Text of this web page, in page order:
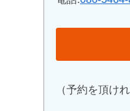
（予約を頂け